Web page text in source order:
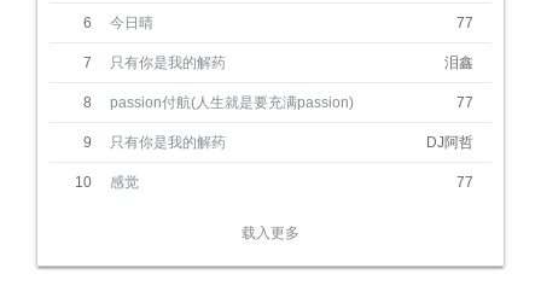
一起书写 我们爱的美好
原来你是解药 治愈我的
缥缈
我要紧紧抓牢 再也不会
和你相伴到老 把爱好好
能治愈我内心的煎熬
给我拥抱 让爱不再退烧
6 今日晴 77
7 只有你是我的解药 泪鑫
8 passion付航(人生就是要充满passion) 77
9 只有你是我的解药 DJ阿哲
10 感觉 77
载入更多